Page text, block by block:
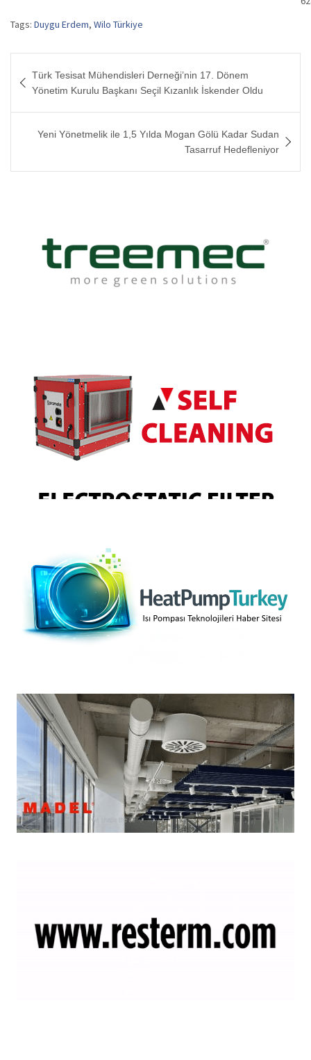
Tags: Duygu Erdem, Wilo Türkiye
gezinmesi
Türk Tesisat Mühendisleri Derneği’nin 17. Dönem
Yönetim Kurulu Başkanı Seçil Kızanlık İskender Oldu
Yeni Yönetmelik ile 1,5 Yılda Mogan Gölü Kadar Sudan
Tasarruf Hedefleniyor